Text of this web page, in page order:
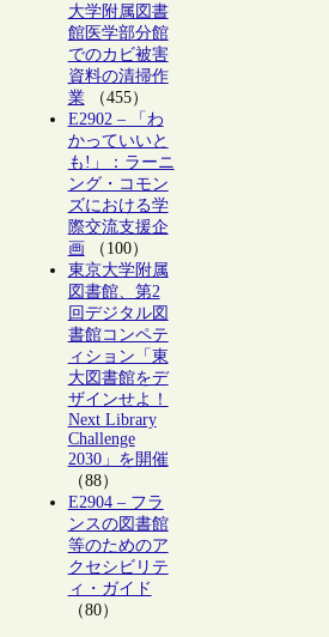
大学附属図書
館医学部分館
でのカビ被害
資料の清掃作
業（455）
E2902 – 「わ
かっていいと
も!」：ラーニ
ング・コモン
ズにおける学
際交流支援企
画（100）
東京大学附属
図書館、第2
回デジタル図
書館コンペテ
ィション「東
大図書館をデ
ザインせよ！
Next Library
Challenge
2030」を開催
（88）
E2904 – フラ
ンスの図書館
等のためのア
クセシビリテ
ィ・ガイド
（80）